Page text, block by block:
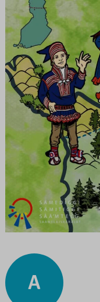
A